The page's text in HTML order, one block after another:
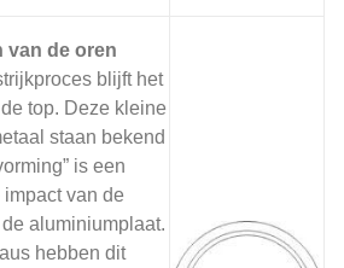
van de oren
blijft het
top. Deze kleine
staan ​​bekend
is een
van de
aluminiumplaat.
hebben dit